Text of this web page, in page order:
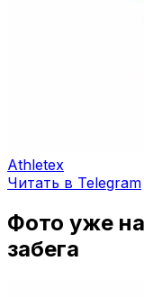
Athletex
Читать в Telegram
Фото уже
забега